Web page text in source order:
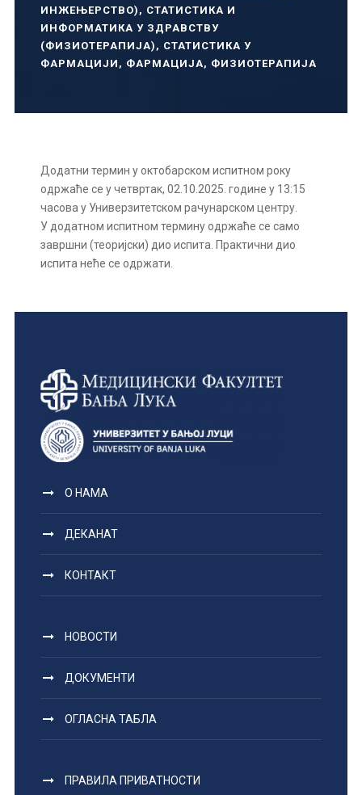
ИНЖЕЊЕРСТВО) , СТАТИСТИКА И
ИНФОРМАТИКА У ЗДРАВСТВУ
(ФИЗИОТЕРАПИЈА) , СТАТИСТИКА У
ФАРМАЦИЈИ , ФАРМАЦИЈА, ФИЗИОТЕРАПИЈА
Додатни термин у октобарском испитном року
одржаће се у четвртак, 02.10.2025. године у 13:15
часова у Универзитетском рачунарском центру.
У додатном испитном термину одржаће се само
завршни (теоријски) дио испита. Практични дио
испита неће се одржати.
О НАМА
ДЕКАНАТ
КОНТАКТ
НОВОСТИ
ДОКУМЕНТИ
ОГЛАСНА ТАБЛА
ПРАВИЛА ПРИВАТНОСТИ